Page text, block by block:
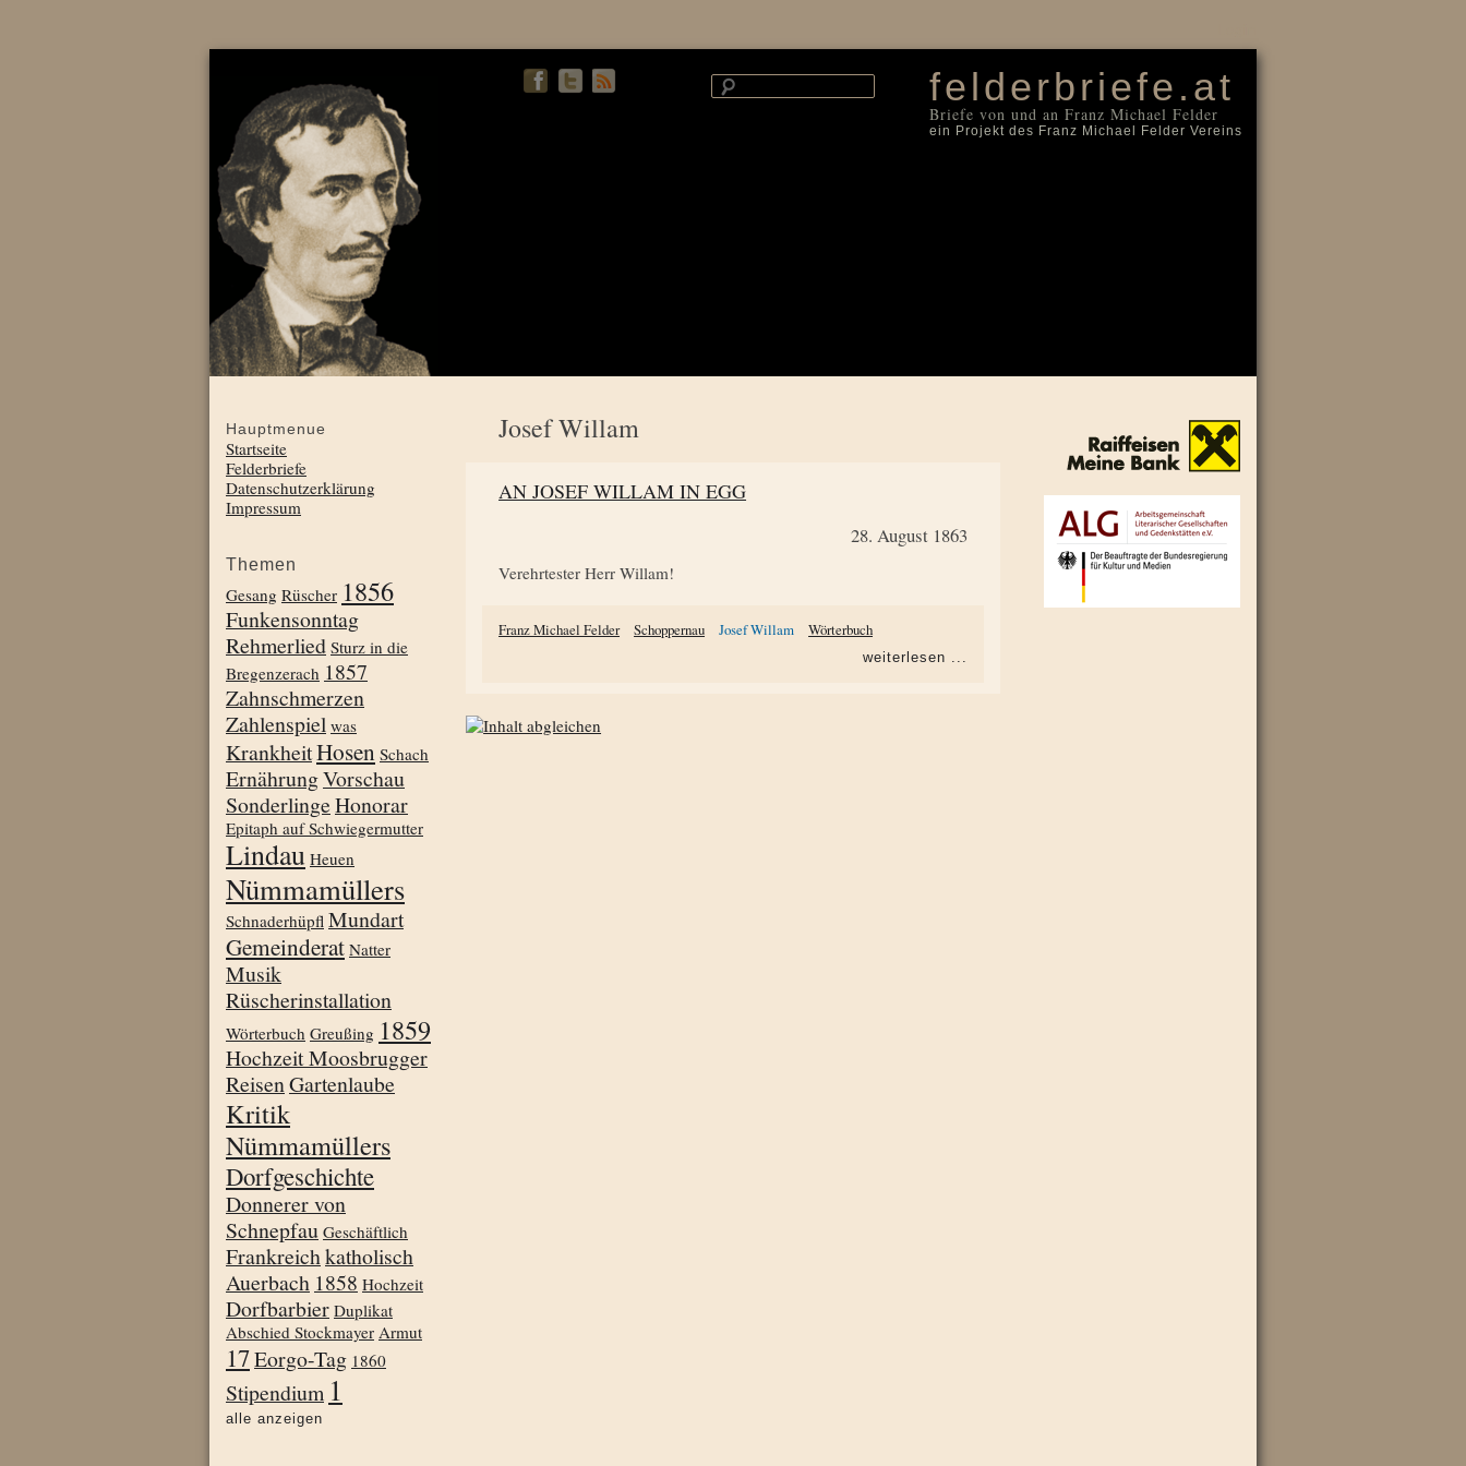
felderbriefe.at
Briefe von und an Franz Michael Felder
ein Projekt des Franz Michael Felder Vereins
Josef Willam
AN JOSEF WILLAM IN EGG
28. August 1863
Verehrtester Herr Willam!
Franz Michael Felder Schoppernau Josef Willam Wörterbuch
weiterlesen
Hauptmenue
Startseite
Felderbriefe
Datenschutzerklärung
Impressum
Themen
Gesang Rüscher 1856
Funkensonntag
Rehmerlied Sturz in die
Bregenzerach 1857
Zahnschmerzen
Zahlenspiel was
KrankheitHosen Schach
ErnährungVorschau
SonderlingeHonorar
Epitaph auf Schwiegermutter
Lindau Heuen
Nümmamüllers
Schnaderhüpfl Mundart
Gemeinderat Natter
Musik
Rüscherinstallation
Wörterbuch Greußing 1859
Hochzeit Moosbrugger
ReisenGartenlaube
Kritik
Nümmamüllers
Dorfgeschichte
Donnerer von
Schnepfau Geschäftlich
Frankreichkatholisch
Auerbach 1858 Hochzeit
Dorfbarbier Duplikat
Abschied Stockmayer Armut
17Eorgo-Tag 1860
Stipendium 1
alle anzeigen